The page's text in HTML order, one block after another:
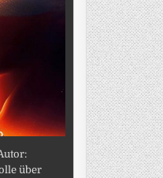
über